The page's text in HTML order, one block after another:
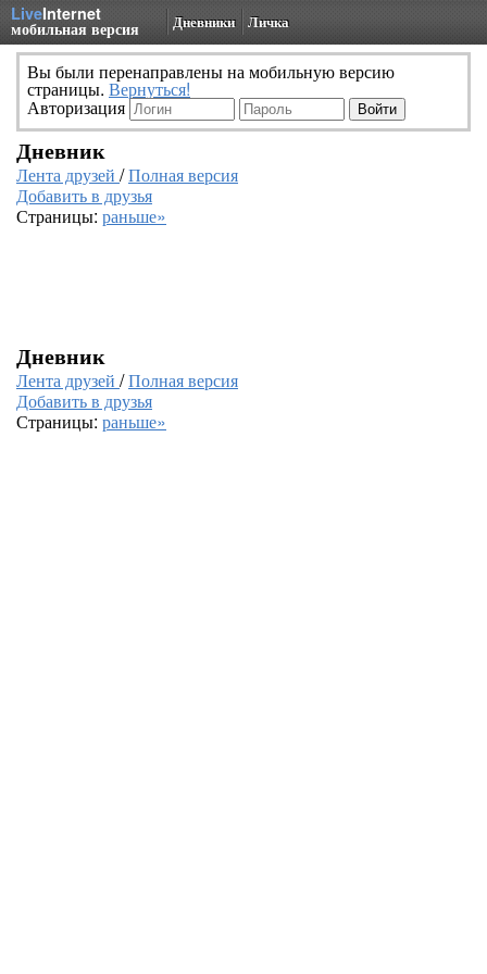
LiveInternet
мобильная версия Дневники Личка
Вы были перенаправлены на мобильную версию
страницы. Вернуться!
Авторизация
Дневник
Лента друзей /Полная версия
Добавить в друзья
Страницы: раньше»
Дневник
Лента друзей /Полная версия
Добавить в друзья
Страницы: раньше»